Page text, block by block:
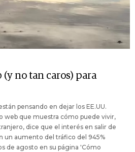
(y no tan caros) para
pensando en dejar los EE.UU.
web que muestra cómo puede vivir,
dice que el interés en salir de
un aumento del tráfico del 945%
de agosto en su página 'Cómo